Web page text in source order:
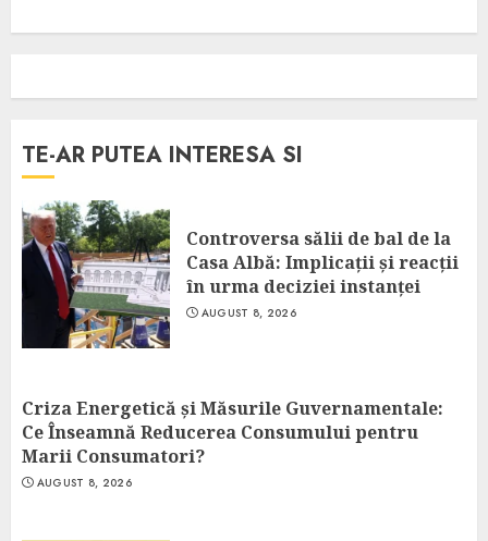
TE-AR PUTEA INTERESA SI
Controversa sălii de bal de la
Casa Albă: Implicații și reacții
în urma deciziei instanței
AUGUST 8, 2026
Criza Energetică și Măsurile Guvernamentale:
Ce Înseamnă Reducerea Consumului pentru
Marii Consumatori?
AUGUST 8, 2026